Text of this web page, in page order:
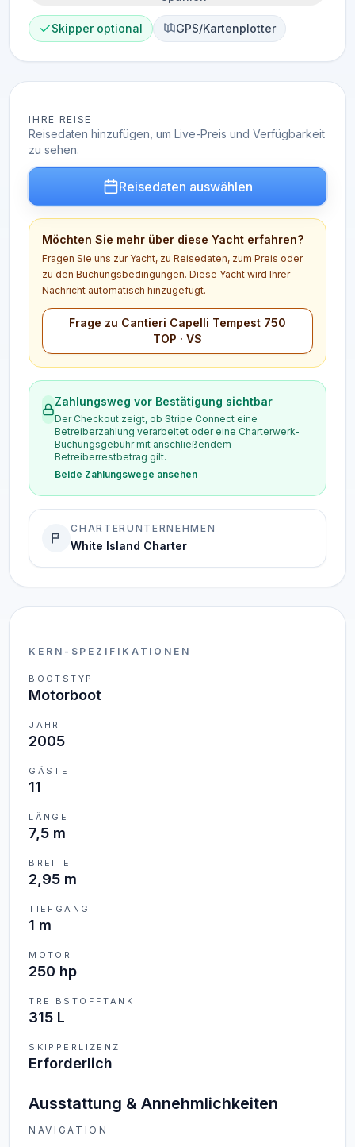
Skipper optional GPS/Kartenplotter
KERN-SPEZIFIKATIONEN
BOOTSTYP
Motorboot
JAHR
2005
GÄSTE
11
LÄNGE
7,5 m
BREITE
2,95 m
TIEFGANG
1 m
MOTOR
250 hp
TREIBSTOFFTANK
315 L
SKIPPERLIZENZ
Erforderlich
Ausstattung & Annehmlichkeiten
NAVIGATION
IHRE REISE
Reisedaten hinzufügen, um Live-Preis und Verfügbarkeit
zu sehen.
Reisedaten auswählen
Möchten Sie mehr über diese Yacht erfahren?
Fragen Sie uns zur Yacht, zu Reisedaten, zum Preis oder
zu den Buchungsbedingungen. Diese Yacht wird Ihrer
Nachricht automatisch hinzugefügt.
Frage zu Cantieri Capelli Tempest 750
TOP · VS
Zahlungsweg vor Bestätigung sichtbar
Der Checkout zeigt, ob Stripe Connect eine
Betreiberzahlung verarbeitet oder eine Charterwerk-
Buchungsgebühr mit anschließendem
Betreiberrestbetrag gilt.
Beide Zahlungswege ansehen
CHARTERUNTERNEHMEN
White Island Charter